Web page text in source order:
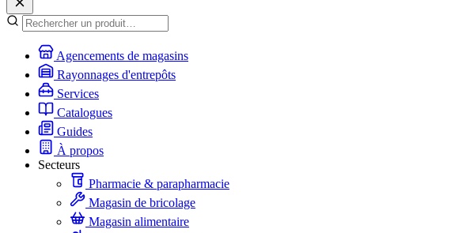
Agencements de magasins
Rayonnages d'entrepôts
Services
Catalogues
Guides
À propos
Secteurs
Pharmacie & parapharmacie
Magasin de bricolage
Magasin alimentaire